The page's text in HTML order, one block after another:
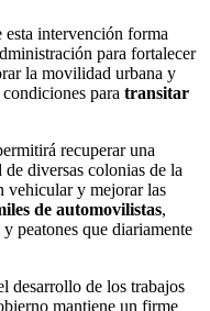
intervención forma
para fortalecer
la movilidad urbana y
para transitar
recuperar una
diversas colonias de la
vehicular y mejorar las
de automovilistas,
peatones que diariamente
desarrollo de los trabajos
mantiene un firme